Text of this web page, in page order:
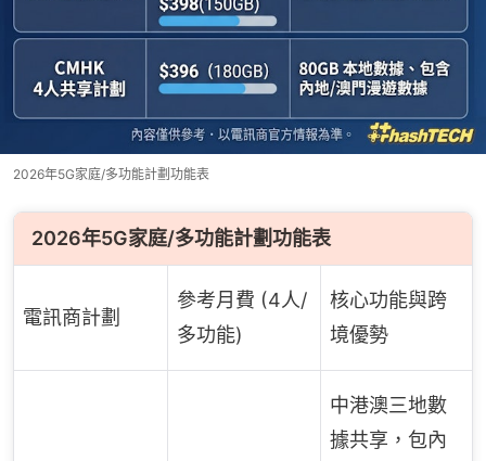
2026年5G家庭/多功能計劃功能表
2026年5G家庭/多功能計劃功能表
電訊商計劃
參考月費 (4人/
多功能)
核心功能與跨
境優勢
中港澳三地數
據共享，包內